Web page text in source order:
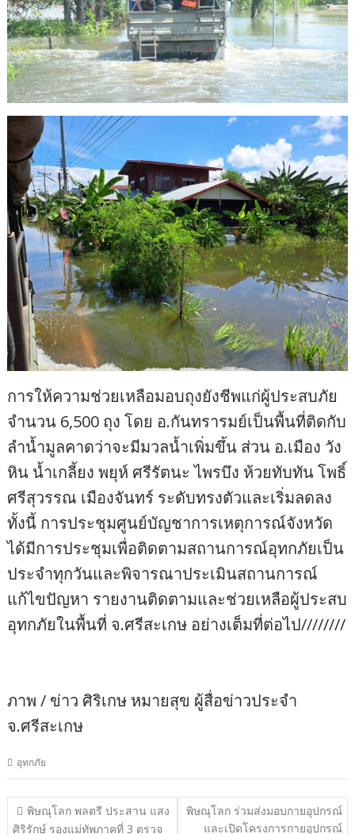
การให้ความช่วยเหลือมอบถุงยังชีพแก่ผู้ประสบภัย
จำนวน 6,500 ถุง โดย อ.กันทรารมย์เป็นพื้นที่ติดกับ
ลำน้ำมูลคาดว่าจะมีมวลน้ำเพิ่มขึ้น ส่วน อ.เมือง วัง
หิน น้ำเกลี้ยง พยุห์ ศรีรัตนะ ไพรบึง ห้วยทับทัน โพธิ์
ศรีสุวรรณ เมืองจันทร์ ระดับทรงตัวและเริ่มลดลง
ทั้งนี้ การประชุมศูนย์บัญชาการเหตุการณ์จังหวัด
ได้มีการประชุมเพื่อติดตามสถานการณ์อุทกภัยเป็น
ประจำทุกวันและพิจารณาประเมินสถานการณ์
แก้ไขปัญหา รายงานติดตามและช่วยเหลือผู้ประสบ
อุทกภัยในพื้นที่ จ.ศรีสะเกษ อย่างเต็มที่ต่อไป////////
ภาพ / ข่าว ศิริเกษ หมายสุข ผู้สื่อข่าวประจำ
จ.ศรีสะเกษ
อุทกภัย
แนะแนว
พิษณุโลก พลตรี ประสาน แสง
ศิริรักษ์ รองแม่ทัพภาคที่ 3 ตรวจ
พิษณุโลก ร่วมส่งมอบกายอุปกรณ์
และเปิดโครงการกายอุปกรณ์